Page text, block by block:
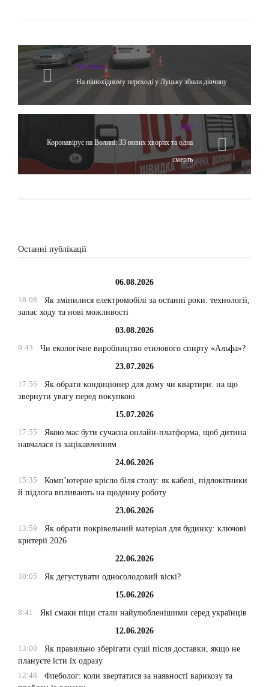
Hot News
На пішохідному переході у Луцьку збили дівчину
TOP
Коронавірус на Волині: 33 нових хворих та одна
смерть
Останні публікації
06.08.2026
18:08
Як змінилися електромобілі за останні роки: технології,
запас ходу та нові можливості
03.08.2026
9:43
Чи екологічне виробництво етилового спирту «Альфа»?
23.07.2026
17:56
Як обрати кондиціонер для дому чи квартири: на що
звернути увагу перед покупкою
15.07.2026
17:55
Якою має бути сучасна онлайн-платформа, щоб дитина
навчалася із зацікавленням
24.06.2026
15:35
Комп’ютерне крісло біля столу: як кабелі, підлокітники
й підлога впливають на щоденну роботу
23.06.2026
13:59
Як обрати покрівельний матеріал для будинку: ключові
критерії 2026
22.06.2026
10:05
Як дегустувати односолодовий віскі?
15.06.2026
8:41
Які смаки піци стали найулюбленішими серед українців
12.06.2026
13:00
Як правильно зберігати суші після доставки, якщо не
плануєте їсти їх одразу
12:48
Флеболог: коли звертатися за наявності варикозу та